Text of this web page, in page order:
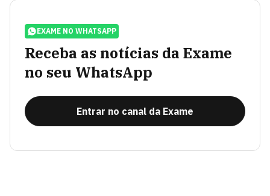
EXAME NO WHATSAPP
Receba as notícias da Exame
no seu WhatsApp
Entrar no canal da Exame